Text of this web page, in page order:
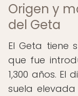
Origen y
del Geta
El Geta tiene
que fue
1,300 años. El
suela